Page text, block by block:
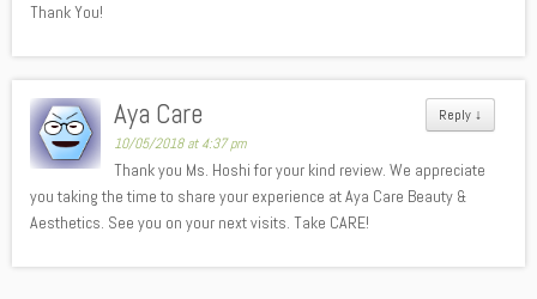
Thank You!
Reply ↓
Aya Care
10/05/2018 at 4:37 pm
Thank you Ms. Hoshi for your kind review. We appreciate
you taking the time to share your experience at Aya Care Beauty &
Aesthetics. See you on your next visits. Take CARE!